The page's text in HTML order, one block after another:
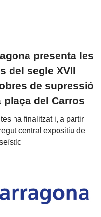
presenta les
del segle XVII
de supressió
plaça del Carros
ha finalitzat i, a partir
central expositiu de